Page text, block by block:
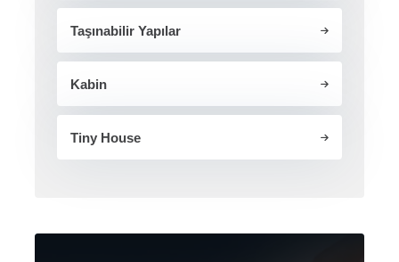
Taşınabilir Yapılar
Kabin
Tiny House